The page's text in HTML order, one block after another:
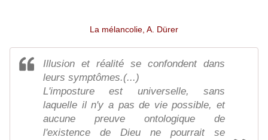
La mélancolie, A. Dürer
Illusion et réalité se confondent dans
leurs symptômes.(...)
L'imposture est universelle, sans
laquelle il n'y a pas de vie possible, et
aucune preuve ontologique de
l'existence de Dieu ne pourrait se